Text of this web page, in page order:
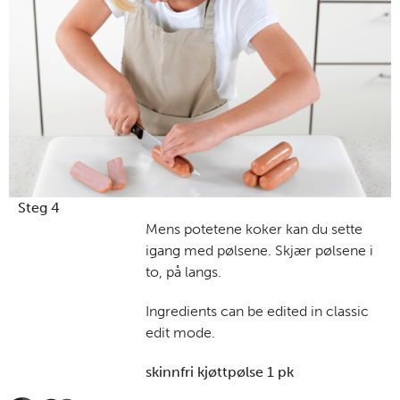
Steg 4
Mens potetene koker kan du sette
igang med pølsene. Skjær pølsene i
to, på langs.
Ingredients can be edited in classic
edit mode.
skinnfri kjøttpølse 1 pk